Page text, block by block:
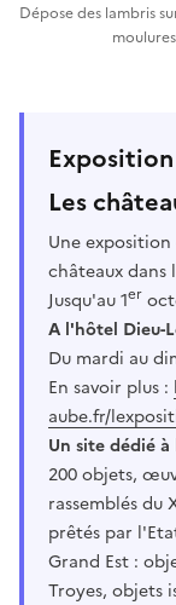
Dépose des lambris
Exposition
Les
Une
châteaux dans
Jusqu'au 1er
A l'hôtel Dieu-
Du mardi au
En savoir plus :
aube.fr/
Un site dédié
200 objets,
rassemblés du
prêtés par
Grand Est :
Troyes, objets